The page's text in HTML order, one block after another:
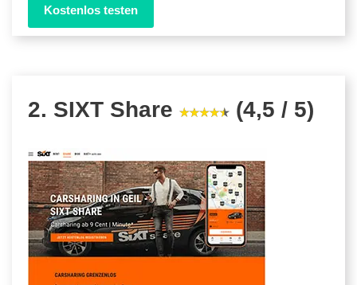
Kostenlos testen
2. SIXT Share (4,5 / 5)